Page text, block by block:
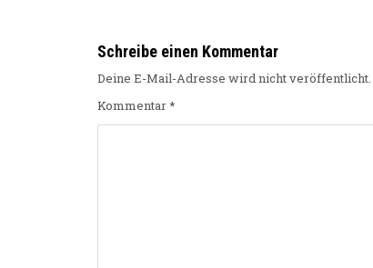
Schreibe einen Kommentar
Deine E-Mail-Adresse wird nicht veröffentlicht.
Kommentar*